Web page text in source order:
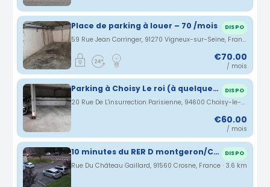
Place de parking à louer – 70 /mois DISPO
59 Rue Jean Corringer, 91270 Vigneux-sur-Seine, France · 3.49 km
€70.00
/ mois
Parking à Choisy Le roi (à quelques minutes de la gare) DISPO
20 Rue De L'insurrection Parisienne, 94600 Choisy-le-Roi, France · 3.57 km
€60.00
/ mois
10 minutes du RER D montgeron/Crosne DISPO
Rue Du Château Gaillard, 91560 Crosne, France · 3.6 km